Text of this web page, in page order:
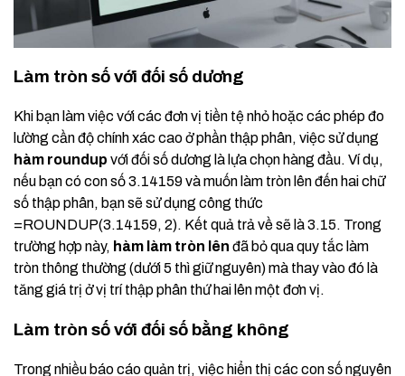
Làm tròn số với đối số dương
Khi bạn làm việc với các đơn vị tiền tệ nhỏ hoặc các phép đo
lường cần độ chính xác cao ở phần thập phân, việc sử dụng
hàm roundup với đối số dương là lựa chọn hàng đầu. Ví dụ,
nếu bạn có con số 3.14159 và muốn làm tròn lên đến hai chữ
số thập phân, bạn sẽ sử dụng công thức
=ROUNDUP(3.14159, 2). Kết quả trả về sẽ là 3.15. Trong
trường hợp này, hàm làm tròn lên đã bỏ qua quy tắc làm
tròn thông thường (dưới 5 thì giữ nguyên) mà thay vào đó là
tăng giá trị ở vị trí thập phân thứ hai lên một đơn vị.
Làm tròn số với đối số bằng không
Trong nhiều báo cáo quản trị, việc hiển thị các con số nguyên